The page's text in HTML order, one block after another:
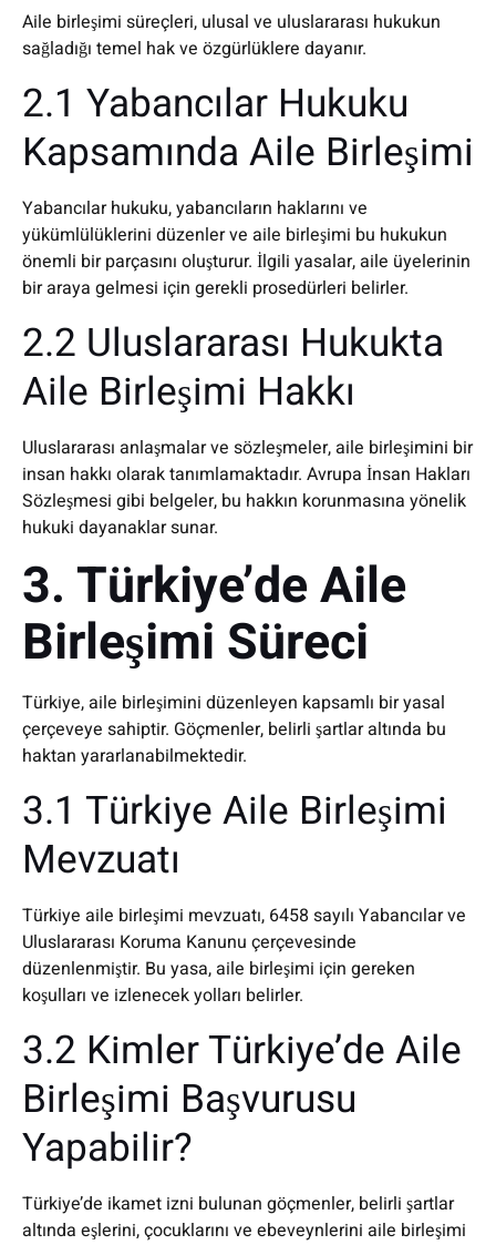
Aile birleşimi süreçleri, ulusal ve uluslararası hukukun
sağladığı temel hak ve özgürlüklere dayanır.
2.1 Yabancılar Hukuku
Kapsamında Aile Birleşimi
Yabancılar hukuku, yabancıların haklarını ve
yükümlülüklerini düzenler ve aile birleşimi bu hukukun
önemli bir parçasını oluşturur. İlgili yasalar, aile üyelerinin
bir araya gelmesi için gerekli prosedürleri belirler.
2.2 Uluslararası Hukukta
Aile Birleşimi Hakkı
Uluslararası anlaşmalar ve sözleşmeler, aile birleşimini bir
insan hakkı olarak tanımlamaktadır. Avrupa İnsan Hakları
Sözleşmesi gibi belgeler, bu hakkın korunmasına yönelik
hukuki dayanaklar sunar.
3. Türkiye’de Aile
Birleşimi Süreci
Türkiye, aile birleşimini düzenleyen kapsamlı bir yasal
çerçeveye sahiptir. Göçmenler, belirli şartlar altında bu
haktan yararlanabilmektedir.
3.1 Türkiye Aile Birleşimi
Mevzuatı
Türkiye aile birleşimi mevzuatı, 6458 sayılı Yabancılar ve
Uluslararası Koruma Kanunu çerçevesinde
düzenlenmiştir. Bu yasa, aile birleşimi için gereken
koşulları ve izlenecek yolları belirler.
3.2 Kimler Türkiye’de Aile
Birleşimi Başvurusu
Yapabilir?
Türkiye’de ikamet izni bulunan göçmenler, belirli şartlar
altında eşlerini, çocuklarını ve ebeveynlerini aile birleşimi